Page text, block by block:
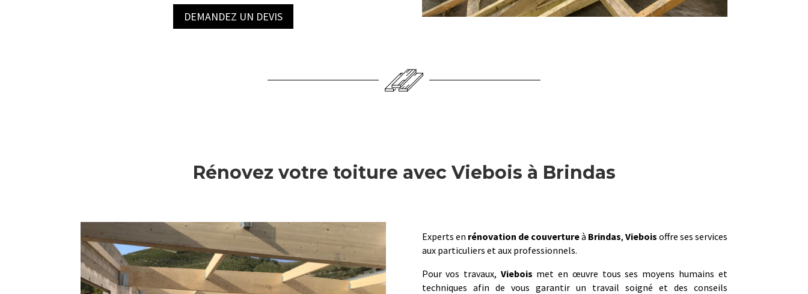
DEMANDEZ UN DEVIS
Rénovez votre toiture avec Viebois à Brindas
Experts en rénovation de couvertureà Brindas, Viebois offre ses services
aux particuliers et aux professionnels.
Pour vos travaux, Viebois met en œuvre tous ses moyens humains et
techniques afin de vous garantir un travail soigné et des conseils